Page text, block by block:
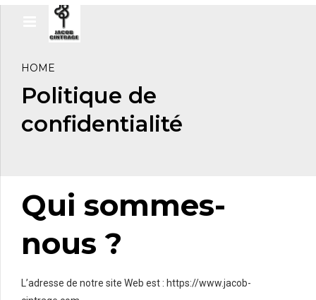
HOME
Politique de
confidentialité
Qui sommes-
nous ?
L’adresse de notre site Web est : https://www.jacob-